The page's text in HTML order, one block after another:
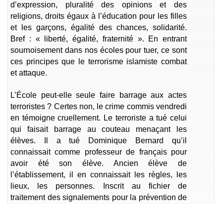
d’expression, pluralité des opinions et des
religions, droits égaux à l’éducation pour les filles
et les garçons, égalité des chances, solidarité.
Bref : « liberté, égalité, fraternité ». En entrant
sournoisement dans nos écoles pour tuer, ce sont
ces principes que le terrorisme islamiste combat
et attaque.
L’École peut-elle seule faire barrage aux actes
terroristes ? Certes non, le crime commis vendredi
en témoigne cruellement. Le terroriste a tué celui
qui faisait barrage au couteau menaçant les
élèves. Il a tué Dominique Bernard qu’il
connaissait comme professeur de français pour
avoir été son élève. Ancien élève de
l’établissement, il en connaissait les règles, les
lieux, les personnes. Inscrit au fichier de
traitement des signalements pour la prévention de